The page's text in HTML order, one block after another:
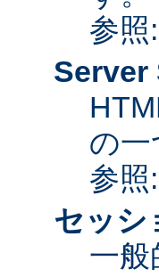
参照:
Server
の一
参照:
セッシ
一般